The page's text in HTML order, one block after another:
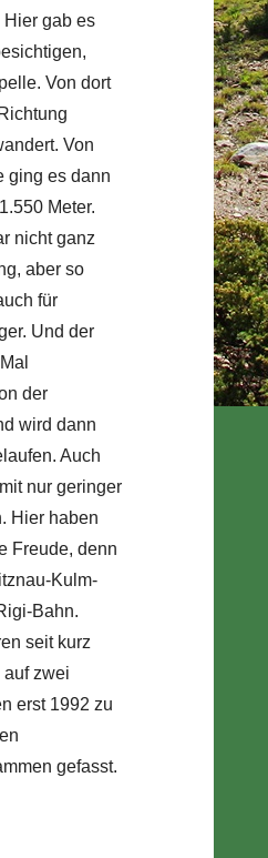
gab es
Von dort
Von
ging es dann
Meter.
nicht ganz
aber so
für
Und der
der
wird dann
Auch
nur geringer
Hier haben
Freude, denn
Kulm-
Bahn.
seit kurz
zwei
erst 1992 zu
gefasst.